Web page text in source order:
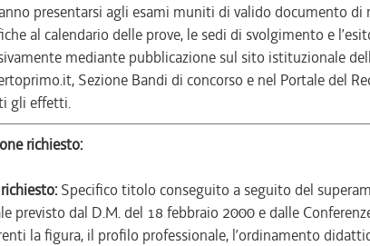
presentarsi agli esami muniti di valido documento di
al calendario delle prove, le sedi di svolgimento e
mediante pubblicazione sul sito istituzionale
Sezione Bandi di concorso e nel Portale del
gli effetti.
richiesto:
Specifico titolo conseguito a seguito del
previsto dal D.M. del 18 febbraio 2000 e dalle
la figura, il profilo professionale, l’ordinamento